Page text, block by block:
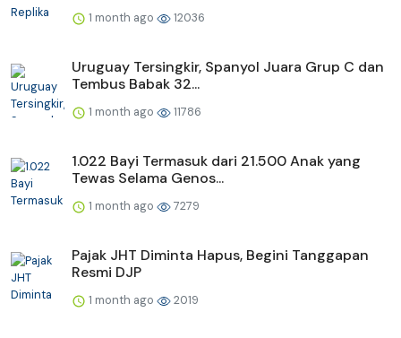
1 month ago 12036
Uruguay Tersingkir, Spanyol Juara Grup C dan
Tembus Babak 32...
1 month ago 11786
1.022 Bayi Termasuk dari 21.500 Anak yang
Tewas Selama Genos...
1 month ago 7279
Pajak JHT Diminta Hapus, Begini Tanggapan
Resmi DJP
1 month ago 2019